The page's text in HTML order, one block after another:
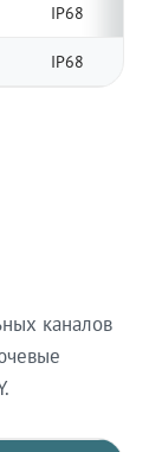
IP68
IP68
каналов